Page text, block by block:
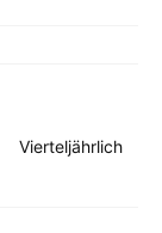
Vierteljährlich